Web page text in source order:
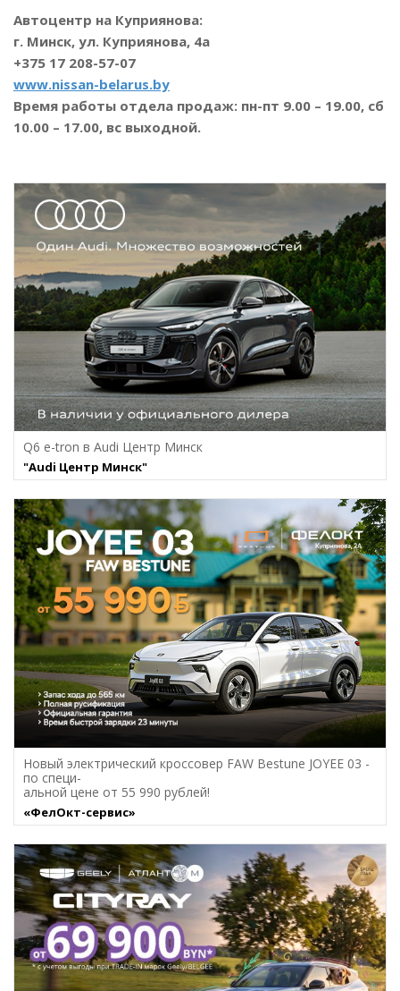
Автоцентр на Куприянова:
г. Минск, ул. Куприянова, 4а
+375 17 208-57-07
www.nissan-belarus.by
Время работы отдела продаж: пн-пт 9.00 – 19.00, сб
10.00 – 17.00, вс выходной.
Q6 e-tron в Audi Центр Минск
"Audi Центр Минск"
Новый электрический кроссовер FAW Bestune JOYEE 03 -
по специ-
альной цене от 55 990 рублей!
«ФелОкт-сервис»